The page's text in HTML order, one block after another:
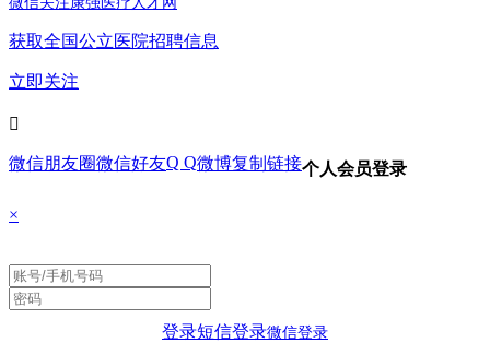
获取全国公立医院招聘信息
立即关注

微信朋友圈微信好友Q Q微博复制链接个人会员登录
×
登录短信登录微信登录